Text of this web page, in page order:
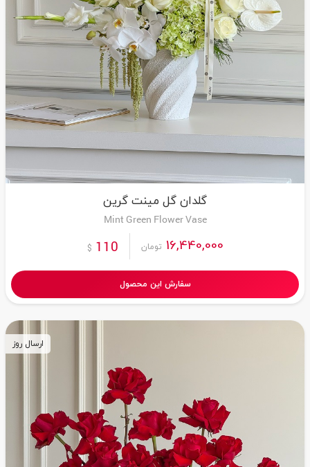
گلدان گل مینت گرین
Mint Green Flower Vase
16,440,000 تومان 110
$
سفارش این محصول
ارسال روز